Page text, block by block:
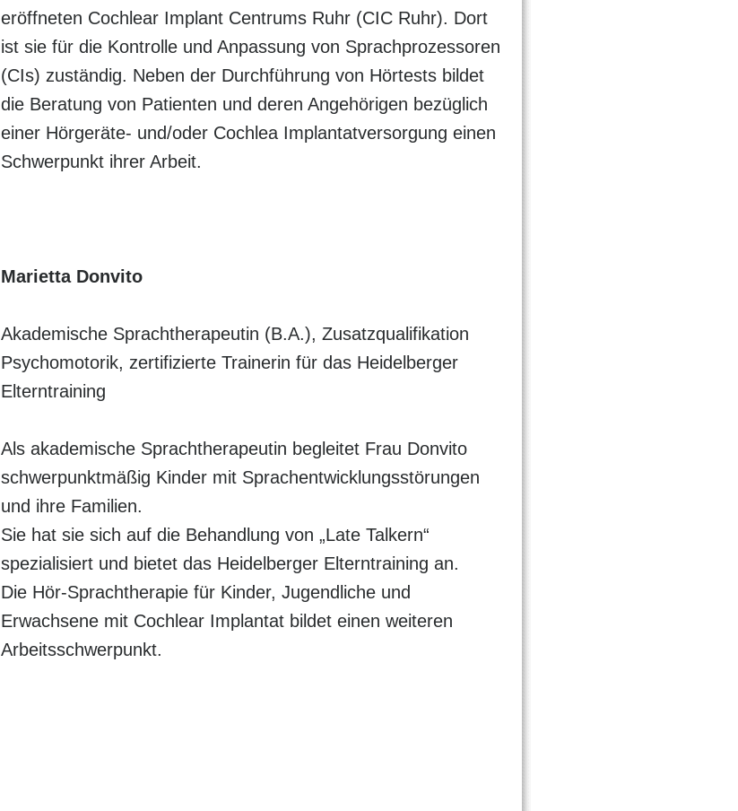
eröffneten Cochlear Implant Centrums Ruhr (CIC Ruhr). Dort
ist sie für die Kontrolle und Anpassung von Sprachprozessoren
(CIs) zuständig. Neben der Durchführung von Hörtests bildet
die Beratung von Patienten und deren Angehörigen bezüglich
einer Hörgeräte- und/oder Cochlea Implantatversorgung einen
Schwerpunkt ihrer Arbeit.
Marietta Donvito
Akademische Sprachtherapeutin (B.A.), Zusatzqualifikation
Psychomotorik, zertifizierte Trainerin für das Heidelberger
Elterntraining
Als akademische Sprachtherapeutin begleitet Frau Donvito
schwerpunktmäßig Kinder mit Sprachentwicklungsstörungen
und ihre Familien.
Sie hat sie sich auf die Behandlung von „Late Talkern“
spezialisiert und bietet das Heidelberger Elterntraining an.
Die Hör-Sprachtherapie für Kinder, Jugendliche und
Erwachsene mit Cochlear Implantat bildet einen weiteren
Arbeitsschwerpunkt.